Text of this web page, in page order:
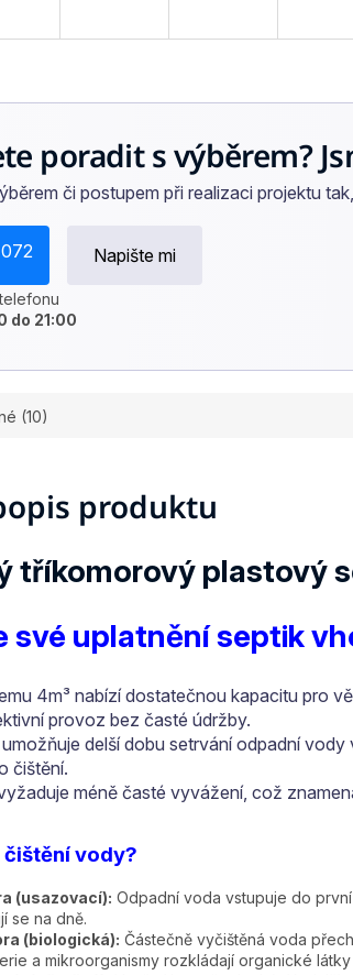
poradit s výběrem?
či postupem při realizaci projektu
Napište mi
do 21:00
(10)
produktu
tříkomorový plastový
své uplatnění septik
4m³ nabízí dostatečnou kapacitu pro
provoz bez časté údržby.
delší dobu setrvání odpadní
čištění.
méně časté vyvážení, což
vody?
(usazovací): Odpadní voda vstupuje do
se na dně.
(biologická): Částečně vyčištěná voda
a mikroorganismy rozkládají organické